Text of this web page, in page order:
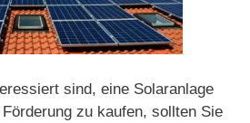
sind, eine Solaranlage
zu kaufen, sollten Sie